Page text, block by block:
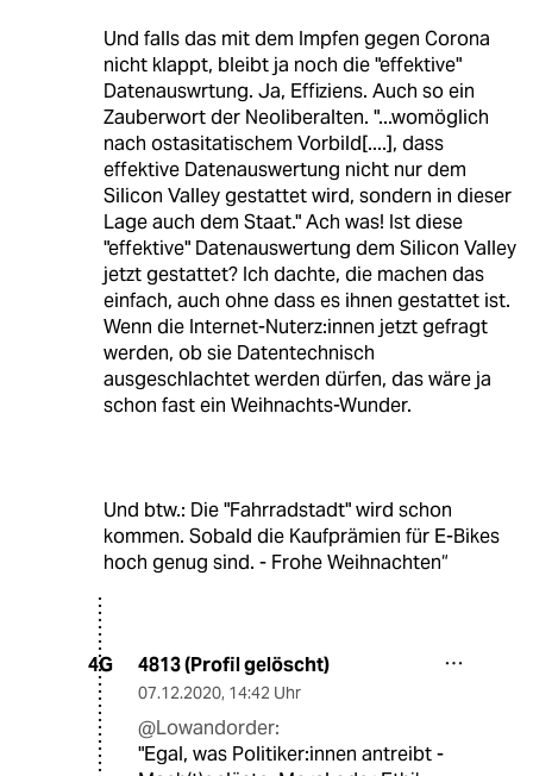
Und falls das mit dem Impfen gegen Corona
nicht klappt, bleibt ja noch die "effektive"
Datenauswrtung. Ja, Effiziens. Auch so ein
Zauberwort der Neoliberalten. "...womöglich
nach ostasitatischem Vorbild[....], dass
effektive Datenauswertung nicht nur dem
Silicon Valley gestattet wird, sondern in dieser
Lage auch dem Staat." Ach was! Ist diese
"effektive" Datenauswertung dem Silicon Valley
jetzt gestattet? Ich dachte, die machen das
einfach, auch ohne dass es ihnen gestattet ist.
Wenn die Internet-Nuterz:innen jetzt gefragt
werden, ob sie Datentechnisch
ausgeschlachtet werden dürfen, das wäre ja
schon fast ein Weihnachts-Wunder.
Und btw.: Die "Fahrradstadt" wird schon
kommen. Sobald die Kaufprämien für E-Bikes
hoch genug sind. - Frohe Weihnachten“
4G 4813 (Profil gelöscht)
07.12.2020, 14:42 Uhr
@Lowandorder:
"Egal, was Politiker:innen antreibt -